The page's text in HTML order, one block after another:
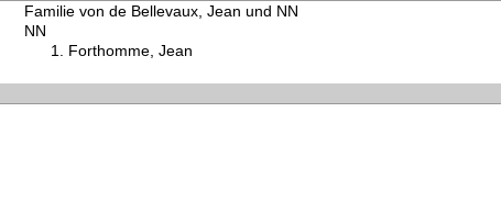
Familie von de Bellevaux, Jean und NN
NN
Forthomme, Jean